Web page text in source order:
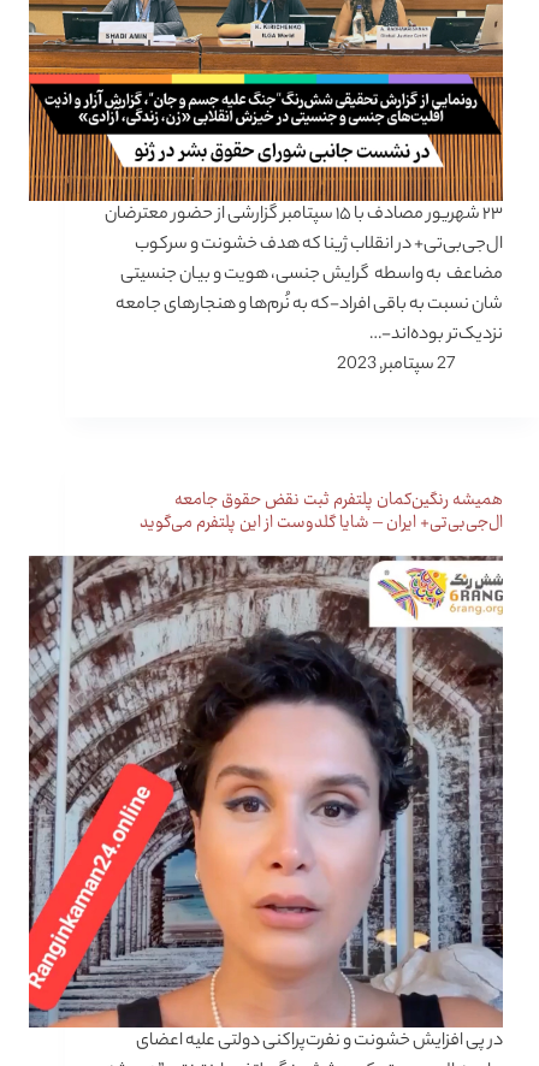
۲۳ شهریور مصادف با ۱۵ سپتامبر گزارشی از حضور معترضان
ال‌جی‌بی‌تی+ در انقلاب ژینا که هدف خشونت و سرکوب
مضاعف به واسطه گرایش جنسی، هویت و بیان جنسیتی
شان نسبت به باقی افراد-که به نُرم‌ها و هنجارهای جامعه
نزدیک‌تر بوده‌اند-…
27 سپتامبر, 2023
همیشه رنگین‌کمان پلتفرم ثبت نقض حقوق جامعه
ال‌جی‌بی‌تی+ ایران – شایا گلدوست از این پلتفرم می‌گوید
در پی افزایش خشونت و نفرت‌پراکنی دولتی علیه اعضای